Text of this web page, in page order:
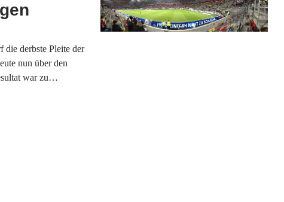
die derbste Pleite der
nun über den
war zu…